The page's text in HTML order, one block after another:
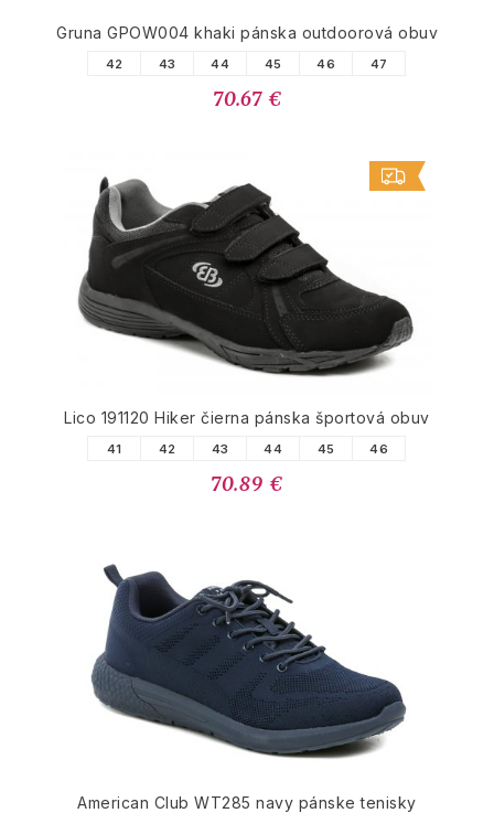
Gruna GPOW004 khaki pánska outdoorová obuv
42 43 44 45 46 47
70.67 €
Lico 191120 Hiker čierna pánska športová obuv
41 42 43 44 45 46
70.89 €
American Club WT285 navy pánske tenisky